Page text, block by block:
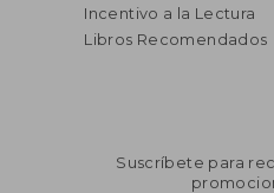
Incentivo a la Lectura
Libros Recomendados
Suscríbete para